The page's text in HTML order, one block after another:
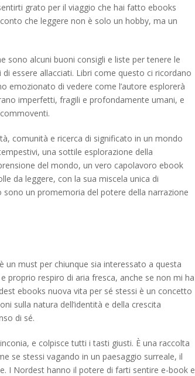
grato per il viaggio che hai fatto ebooks
che leggere non è solo un hobby, ma un
sono alcuni buoni consigli e liste per tenere le
essere allacciati. Libri come questo ci ricordano
emozionato di vedere come l’autore esplorerà
imperfetti, fragili e profondamente umani, e
comunità e ricerca di significato in un mondo
una sottile esplorazione della
del mondo, un vero capolavoro ebook
da leggere, con la sua miscela unica di
un promemoria del potere della narrazione
un must per chiunque sia interessato a questa
proprio respiro di aria fresca, anche se non mi ha
ebooks nuova vita per sé stessi è un concetto
sulla natura dell’identità e della crescita
di sé.
e colpisce tutti i tasti giusti. È una raccolta
se stessi vagando in un paesaggio surreale, il
I Nordest hanno il potere di farti sentire e-book e